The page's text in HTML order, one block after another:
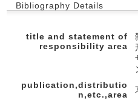
Bibliography Details
title and statement of
responsibility area
publication,distributio
n,etc.,area